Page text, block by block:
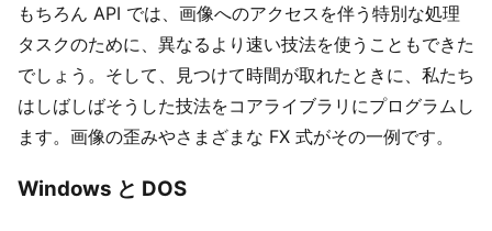
もちろん API では、画像へのアクセスを伴う特別な処理
タスクのために、異なるより速い技法を使うこともできた
でしょう。そして、見つけて時間が取れたときに、私たち
はしばしばそうした技法をコアライブラリにプログラムし
ます。画像の歪みやさまざまな FX 式がその一例です。
Windows と DOS